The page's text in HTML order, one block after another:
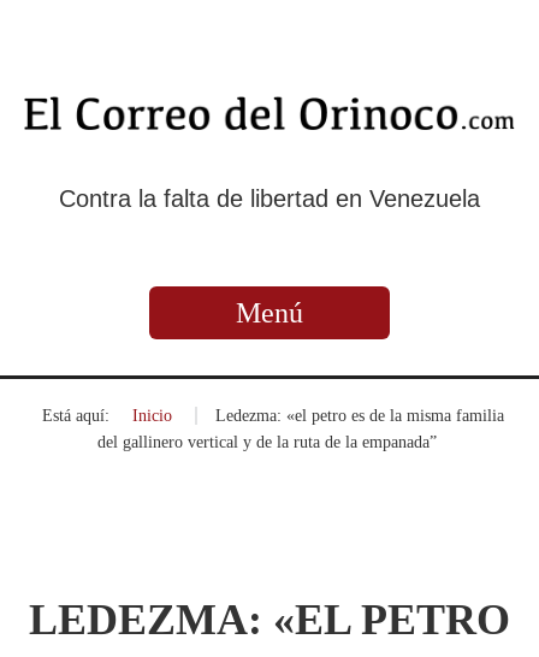
Contra la falta de libertad en Venezuela
Menú
Está aquí: Inicio
Ledezma: «el petro es de la misma familia
del gallinero vertical y de la ruta de la empanada”
LEDEZMA: «EL PETRO